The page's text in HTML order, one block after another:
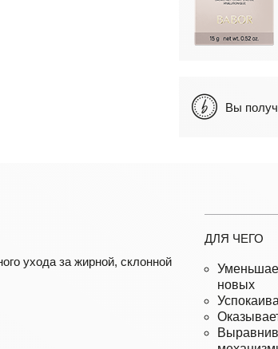
Вы
ухода за жирной, склонной
ДЛЯ ЧЕГО
новых